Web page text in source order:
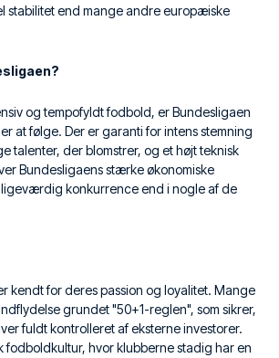
stabilitet end mange andre europæiske
og tempofyldt fodbold, er Bundesligaen
at følge. Der er garanti for intens stemning
talenter, der blomstrer, og et højt teknisk
Bundesligaens stærke økonomiske
konkurrence end i nogle af de
kendt for deres passion og loyalitet. Mange
grundet "50+1-reglen", som sikrer,
fuldt kontrolleret af eksterne investorer.
fodboldkultur, hvor klubberne stadig har en